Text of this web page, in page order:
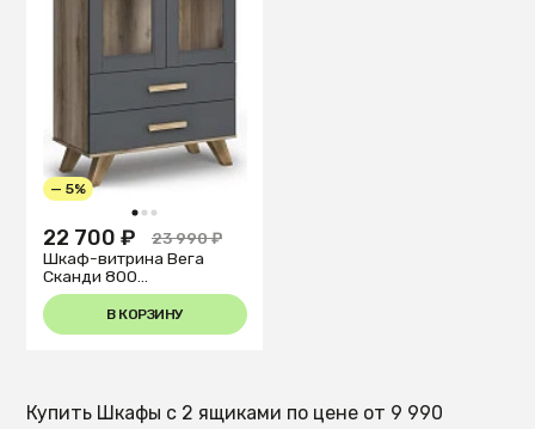
1 2 3
— 5%
22 700 ₽
23 990 ₽
Шкаф-витрина Вега
Сканди 800
ГТ.0129.303.003
В КОРЗИНУ
Купить Шкафы с 2 ящиками по цене от 9 990